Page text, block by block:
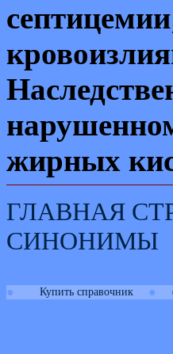
жирных
ГЛАВНАЯ
СИНОНИМЫ
● Купить справочник ●